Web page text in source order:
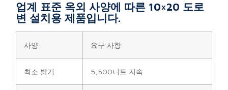
업계 표준 옥외 사양에 따른 10×20 도로
변 설치용 제품입니다.
사양 요구 사항
최소 밝기 5,500니트 지속